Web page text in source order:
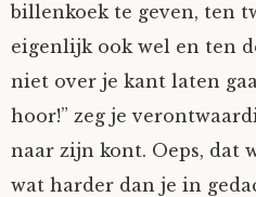
Faith
Fioontje
billenkoek te geven, ten
eigenlijk ook wel en ten
niet over je kant laten
hoor!” zeg je
naar zijn kont. Oeps, dat
wat harder dan je in